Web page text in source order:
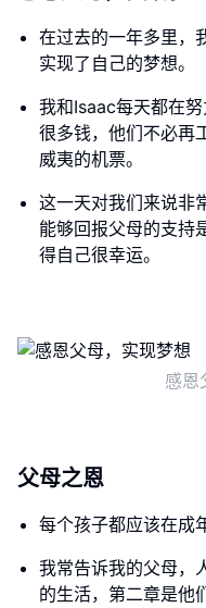
在过去的一年多里，
实现了自己的梦想。
我和Isaac每天都在
很多钱，他们不必再
威夷的机票。
这一天对我们来说非
能够回报父母的支持
得自己很幸运。
感恩
父母之恩
每个孩子都应该在成
我常告诉我的父母，
的生活，第二章是他